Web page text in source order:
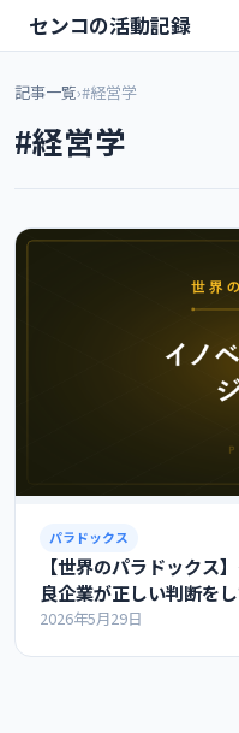
センコの活動記録
記事一覧›#経営学
#経営学
パラドックス
【世界のパラドックス
良企業が正しい判断を
2026年5月29日